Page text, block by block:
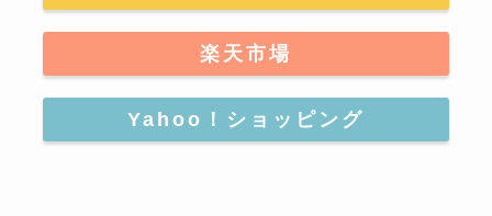
楽天市場
Yahoo！ショッピング